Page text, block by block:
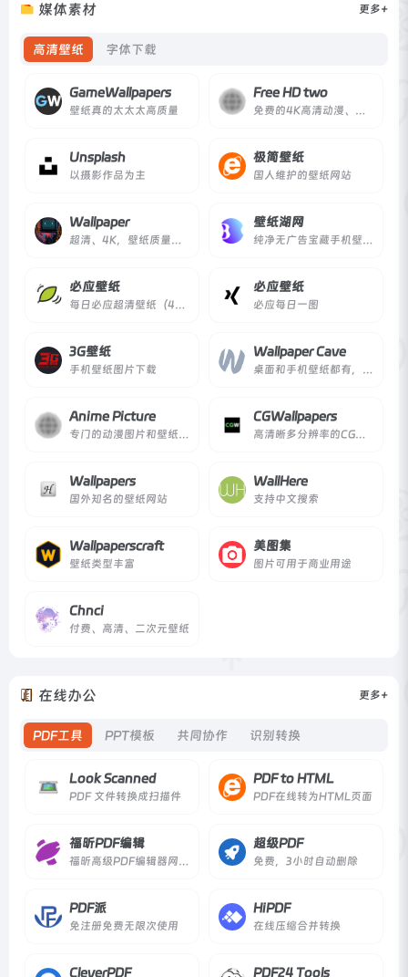
媒体素材
高清壁纸 字体下载
更多+
GameWallpapers
壁纸真的太太太高质量
Free HD two
免费的4K高清动漫、游戏及动态壁纸下载
Unsplash
以摄影作品为主
极简壁纸
国人维护的壁纸网站
Wallpaper
超清、4K，壁纸质量很高
壁纸湖网
纯净无广告宝藏手机壁纸网站
必应壁纸
每日必应超清壁纸（4K）
必应壁纸
必应每日一图
3G壁纸
手机壁纸图片下载
Wallpaper Cave
桌面和手机壁纸都有，8K分辨率
Anime Picture
专门的动漫图片和壁纸分享网站
CGWallpapers
高清晰多分辨率的CG类壁纸网站
Wallpapers
国外知名的壁纸网站
WallHere
支持中文搜索
Wallpaperscraft
壁纸类型丰富
美图集
图片可用于商业用途
Chnci
付费、高清、二次元壁纸
在线办公
PDF工具 PPT模板 共同协作 识别转换
更多+
Look Scanned
PDF 文件转换成扫描件
PDF to HTML
PDF在线转为HTML页面
福昕PDF编辑
福昕高级PDF编辑器网页版
超级PDF
免费，3小时自动删除
PDF派
免注册免费无限次使用
HiPDF
在线压缩合并转换
CleverPDF PDF24 Tools